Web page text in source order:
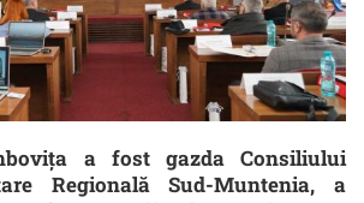
a fost gazda Consiliului
Regională Sud-Muntenia, a